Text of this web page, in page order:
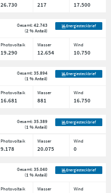
26.730 217 17.500
Gesamt:42.743
(2 % Anteil)
Energiesteckbrief
Photovoltaik Wasser Wind
19.290 12.654 10.750
Gesamt:35.894
(1 % Anteil)
Energiesteckbrief
Photovoltaik Wasser Wind
16.681 881 16.750
Gesamt:35.389
(1 % Anteil)
Energiesteckbrief
Photovoltaik Wasser Wind
9.178 20.075 0
Gesamt:35.040
(1 % Anteil)
Energiesteckbrief
Photovoltaik Wasser Wind